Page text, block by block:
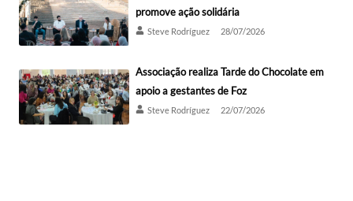
promove ação solidária
Steve Rodríguez 28/07/2026
Associação realiza Tarde do Chocolate em
apoio a gestantes de Foz
Steve Rodríguez 22/07/2026